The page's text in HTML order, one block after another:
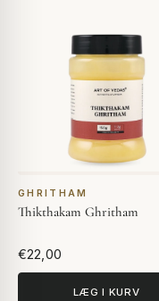
GHRITHAM
Thikthakam Ghritham
€22,00
LÆG I KURV